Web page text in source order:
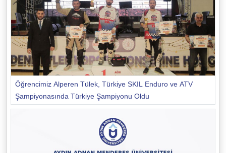
Öğrencimiz Alperen Tülek, Türkiye SKIL Enduro ve ATV
Şampiyonasında Türkiye Şampiyonu Oldu